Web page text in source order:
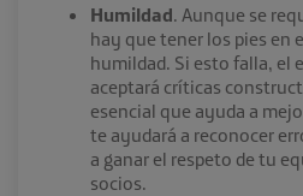
Humildad. Aunque se
hay que tener los pies en
humildad. Si esto falla, el
aceptará críticas
esencial que ayuda a
te ayudará a reconocer
a ganar el respeto de tu
socios.